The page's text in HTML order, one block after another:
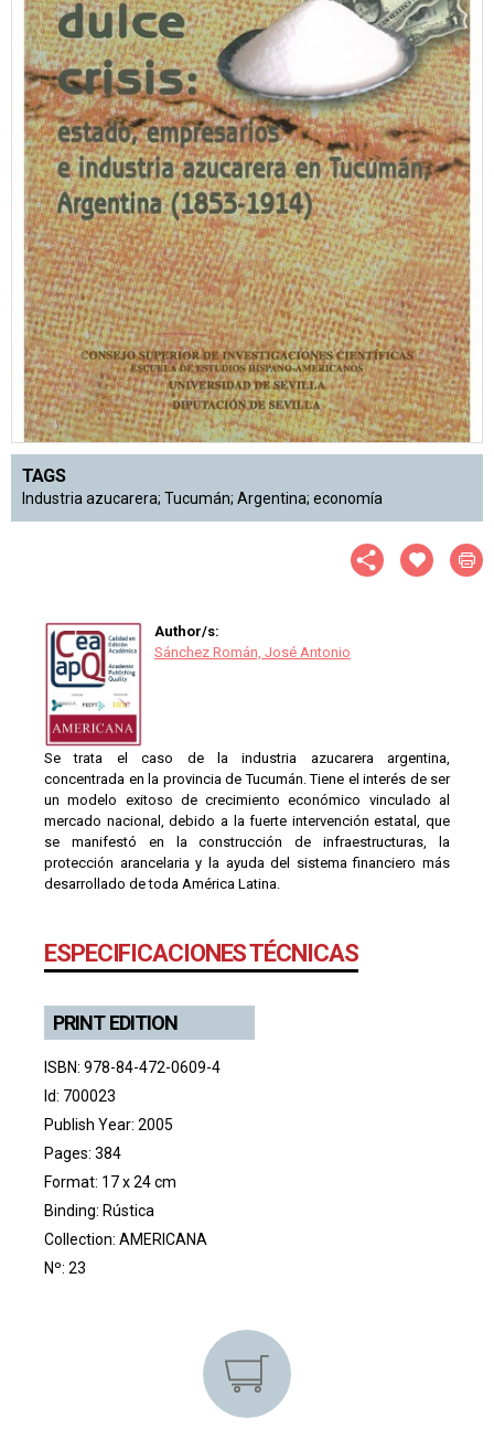
TAGS
Industria azucarera; Tucumán; Argentina; economía
Author/s:
Sánchez Román, José Antonio
Se trata el caso de la industria azucarera argentina,
concentrada en la provincia de Tucumán. Tiene el interés de ser
un modelo exitoso de crecimiento económico vinculado al
mercado nacional, debido a la fuerte intervención estatal, que
se manifestó en la construcción de infraestructuras, la
protección arancelaria y la ayuda del sistema financiero más
desarrollado de toda América Latina.
ESPECIFICACIONES TÉCNICAS
PRINT EDITION
ISBN: 978-84-472-0609-4
Id: 700023
Publish Year: 2005
Pages: 384
Format: 17 x 24 cm
Binding: Rústica
Collection: AMERICANA
Nº: 23